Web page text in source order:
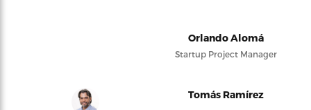
Orlando Alomá
Startup Project Manager
Tomás Ramírez